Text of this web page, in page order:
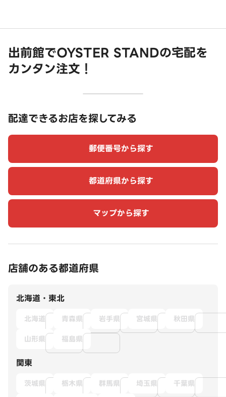
出前館でOYSTER STANDの宅配を
カンタン注文！
配達できるお店を探してみる
郵便番号から探す
都道府県から探す
マップから探す
店舗のある都道府県
北海道・東北
北海道 青森県 岩手県 宮城県
秋田県
山形県
福島県
関東
茨城県 栃木県 群馬県 埼玉県
千葉県